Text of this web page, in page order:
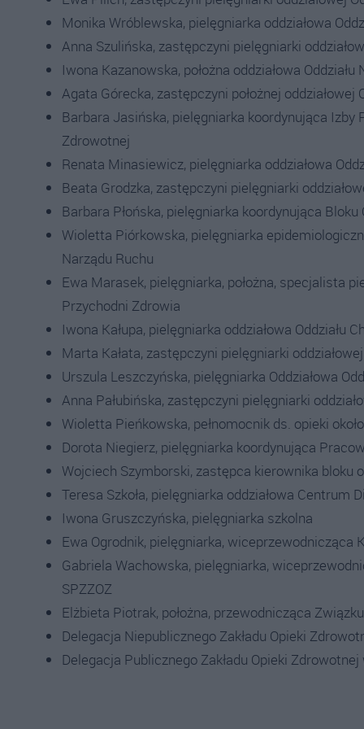
Monika Wróblewska, pielęgniarka oddziałowa
Anna Szulińska, zastępczyni pielęgniarki
Iwona Kazanowska, położna oddziałowa
Agata Górecka, zastępczyni położnej oddziałowej
Barbara Jasińska, pielęgniarka koordynująca
Zdrowotnej
Renata Minasiewicz, pielęgniarka oddziałowa
Beata Grodzka, zastępczyni pielęgniarki
Barbara Płońska, pielęgniarka koordynująca Bloku
Wioletta Piórkowska, pielęgniarka
Narządu Ruchu
Ewa Marasek, pielęgniarka, położna, specjalista
Przychodni Zdrowia
Iwona Kałupa, pielęgniarka oddziałowa Oddziału
Marta Kałata, zastępczyni pielęgniarki
Urszula Leszczyńska, pielęgniarka Oddziałowa
Anna Pałubińska, zastępczyni pielęgniarki
Wioletta Pieńkowska, pełnomocnik ds. opieki
Dorota Niegierz, pielęgniarka koordynująca
Wojciech Szymborski, zastępca kierownika bloku
Teresa Szkoła, pielęgniarka oddziałowa Centrum
Iwona Gruszczyńska, pielęgniarka szkolna
Ewa Ogrodnik, pielęgniarka, wiceprzewodnicząca
Gabriela Wachowska, pielęgniarka,
SPZZOZ
Elżbieta Piotrak, położna, przewodnicząca
Delegacja Niepublicznego Zakładu Opieki
Delegacja Publicznego Zakładu Opieki Zdrowotnej